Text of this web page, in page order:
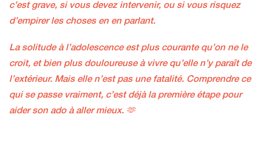
c’est grave, si vous devez intervenir, ou si vous risquez
d’empirer les choses en en parlant.
La solitude à l’adolescence est plus courante qu’on ne le
croit, et bien plus douloureuse à vivre qu’elle n’y paraît de
l’extérieur. Mais elle n’est pas une fatalité. Comprendre ce
qui se passe vraiment, c’est déjà la première étape pour
aider son ado à aller mieux. 🫶